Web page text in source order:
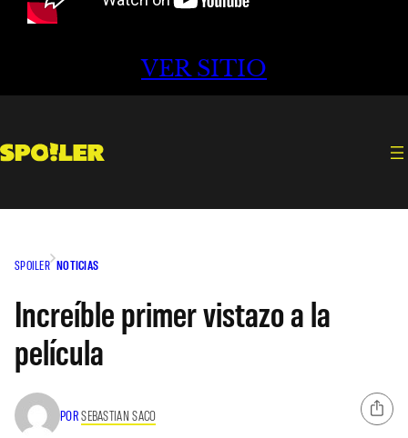
VER SITIO
SPOILER NOTICIAS
Increíble primer vistazo a la
película
PORSEBASTIAN SACO